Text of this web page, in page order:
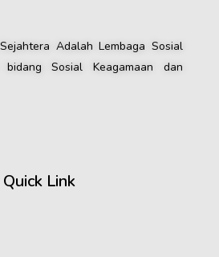
Adalah Lembaga Sosial
Sosial Keagamaan dan
Quick Link